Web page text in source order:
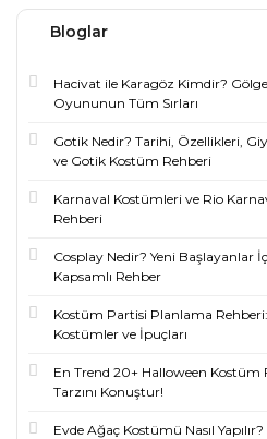
Bloglar
Hacivat ile Karagöz Kimdir? Gölge
Oyununun Tüm Sırları
Gotik Nedir? Tarihi, Özellikleri,
ve Gotik Kostüm Rehberi
Karnaval Kostümleri ve Rio
Rehberi
Cosplay Nedir? Yeni Başlayanlar
Kapsamlı Rehber
Kostüm Partisi Planlama
Kostümler ve İpuçları
En Trend 20+ Halloween Kostüm
Tarzını Konuştur!
Evde Ağaç Kostümü Nasıl Yapılır?